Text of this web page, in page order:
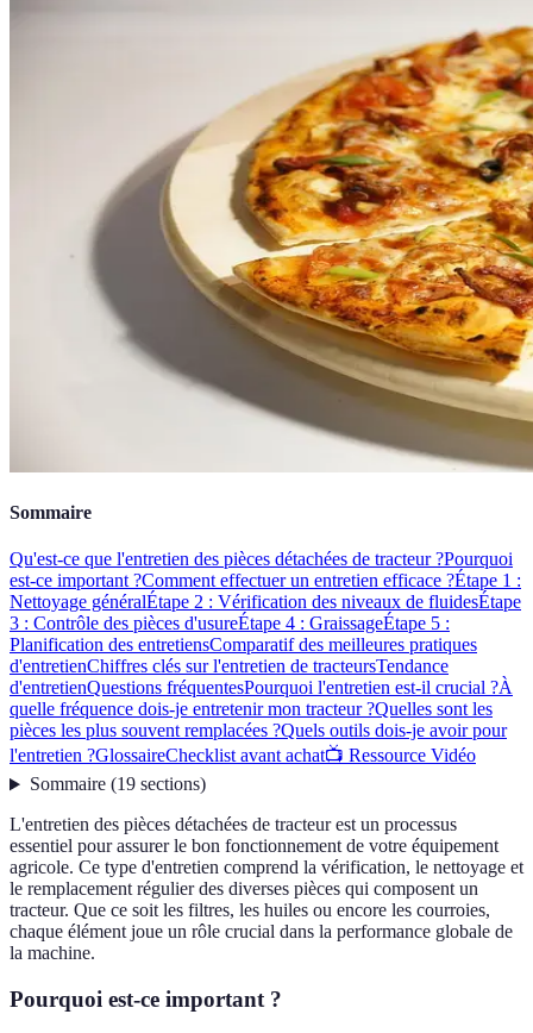
Sommaire
Qu'est-ce que l'entretien des pièces détachées de tracteur ?Pourquoi
est-ce important ?Comment effectuer un entretien efficace ?Étape 1 :
Nettoyage généralÉtape 2 : Vérification des niveaux de fluidesÉtape
3 : Contrôle des pièces d'usureÉtape 4 : GraissageÉtape 5 :
Planification des entretiensComparatif des meilleures pratiques
d'entretienChiffres clés sur l'entretien de tracteursTendance
d'entretienQuestions fréquentesPourquoi l'entretien est-il crucial ?À
quelle fréquence dois-je entretenir mon tracteur ?Quelles sont les
pièces les plus souvent remplacées ?Quels outils dois-je avoir pour
l'entretien ?GlossaireChecklist avant achat📺 Ressource Vidéo
Sommaire(19 sections)
L'entretien des pièces détachées de tracteur est un processus
essentiel pour assurer le bon fonctionnement de votre équipement
agricole. Ce type d'entretien comprend la vérification, le nettoyage et
le remplacement régulier des diverses pièces qui composent un
tracteur. Que ce soit les filtres, les huiles ou encore les courroies,
chaque élément joue un rôle crucial dans la performance globale de
la machine.
Pourquoi est-ce important ?